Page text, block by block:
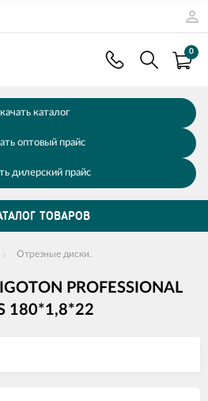
0
каталог
оптовый прайс
дилерский прайс
ТОВАРОВ
Отрезные диски.
PROFESSIONAL
180*1,8*22